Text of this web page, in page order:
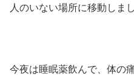
人のいない場所に移動しまし
今夜は睡眠薬飲んで、体の